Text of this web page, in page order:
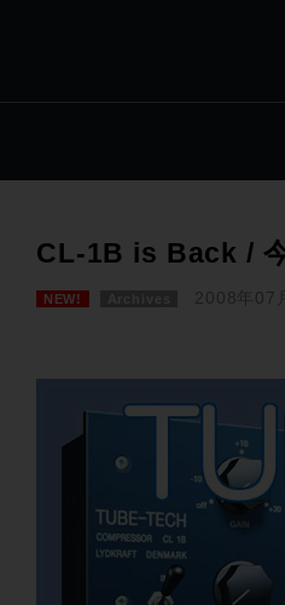
CL-1B is Back /
NEW! 2008年07